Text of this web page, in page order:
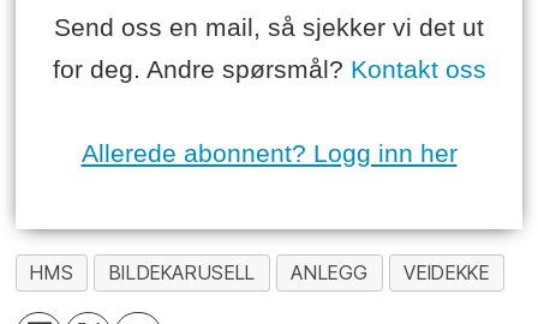
Send oss en mail, så sjekker vi det ut
for deg. Andre spørsmål? Kontakt oss
Allerede abonnent? Logg inn her
HMS BILDEKARUSELL ANLEGG VEIDEKKE